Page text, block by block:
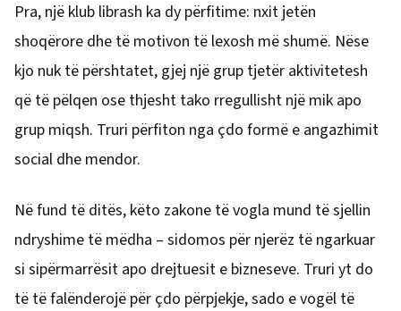
Pra, një klub librash ka dy përfitime: nxit jetën
shoqërore dhe të motivon të lexosh më shumë. Nëse
kjo nuk të përshtatet, gjej një grup tjetër aktivitetesh
që të pëlqen ose thjesht tako rregullisht një mik apo
grup miqsh. Truri përfiton nga çdo formë e angazhimit
social dhe mendor.
Në fund të ditës, këto zakone të vogla mund të sjellin
ndryshime të mëdha – sidomos për njerëz të ngarkuar
si sipërmarrësit apo drejtuesit e bizneseve. Truri yt do
të të falënderojë për çdo përpjekje, sado e vogël të